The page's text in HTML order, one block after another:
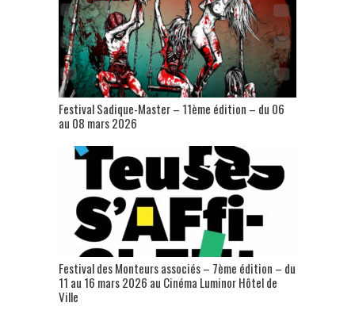
Festival Sadique-Master – 11ème édition – du 06
au 08 mars 2026
Festival des Monteurs associés – 7ème édition – du
11 au 16 mars 2026 au Cinéma Luminor Hôtel de
Ville